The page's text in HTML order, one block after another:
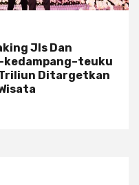
Jls Dan
Triliun Ditargetkan